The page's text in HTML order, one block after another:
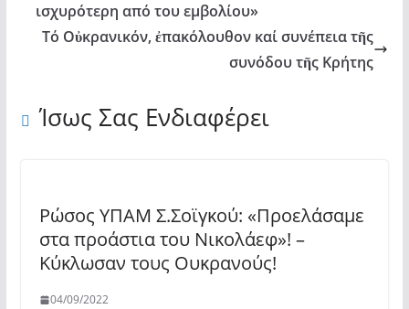
ισχυρότερη από του εμβολίου»
Τό Οὐκρανικόν, ἐπακόλουθον καί συνέπεια τῆς
συνόδου τῆς Κρήτης
Ίσως Σας Ενδιαφέρει
Ρώσος ΥΠΑΜ Σ.Σοϊγκού: «Προελάσαμε
στα προάστια του Νικολάεφ»! –
Κύκλωσαν τους Ουκρανούς!
04/09/2022